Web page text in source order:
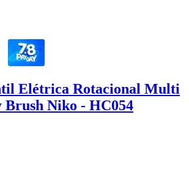
Elétrica Rotacional Multi
Brush Niko - HC054